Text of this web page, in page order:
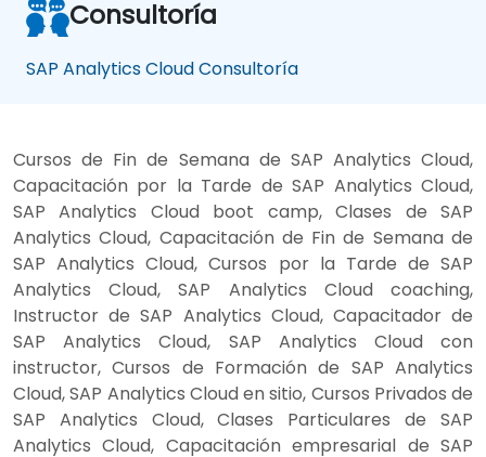
Consultoría
SAP Analytics Cloud Consultoría
Cursos de Fin de Semana de SAP Analytics Cloud,
Capacitación por la Tarde de SAP Analytics Cloud,
SAP Analytics Cloud boot camp, Clases de SAP
Analytics Cloud, Capacitación de Fin de Semana de
SAP Analytics Cloud, Cursos por la Tarde de SAP
Analytics Cloud, SAP Analytics Cloud coaching,
Instructor de SAP Analytics Cloud, Capacitador de
SAP Analytics Cloud, SAP Analytics Cloud con
instructor, Cursos de Formación de SAP Analytics
Cloud, SAP Analytics Cloud en sitio, Cursos Privados de
SAP Analytics Cloud, Clases Particulares de SAP
Analytics Cloud, Capacitación empresarial de SAP